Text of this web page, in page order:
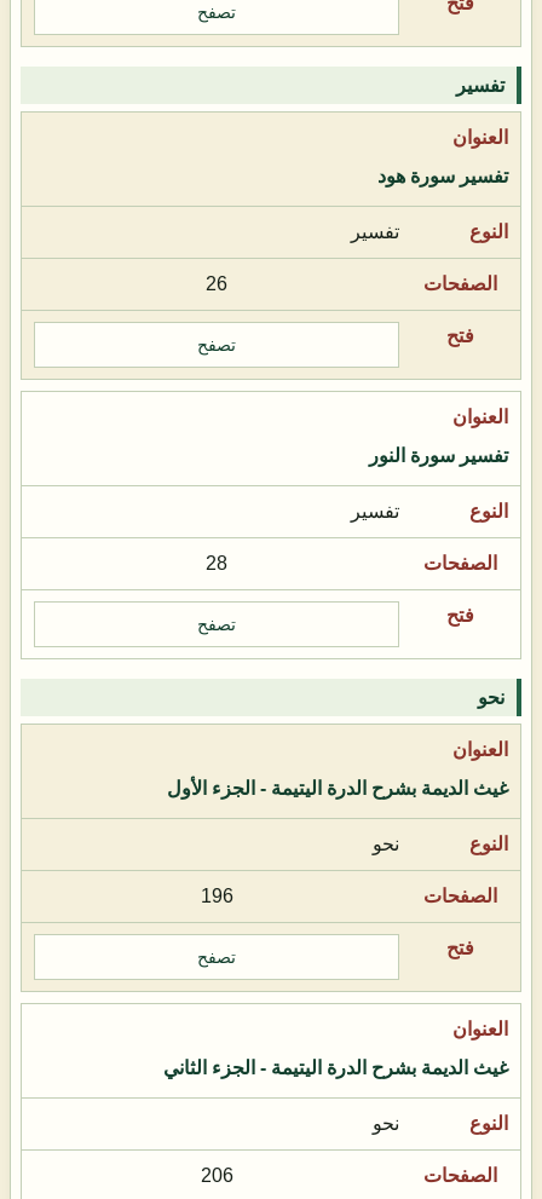
تصفح
تفسير
تفسير سورة هود
تفسير
26
تصفح
تفسير سورة النور
تفسير
28
تصفح
نحو
غيث الديمة بشرح الدرة اليتيمة - الجزء الأول
نحو
196
تصفح
غيث الديمة بشرح الدرة اليتيمة - الجزء الثاني
نحو
206